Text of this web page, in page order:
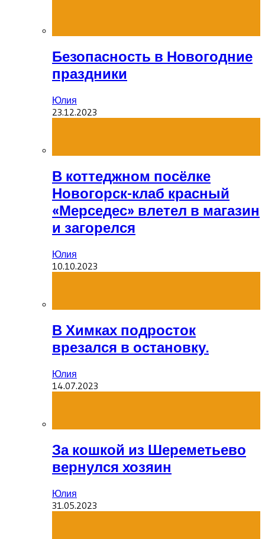
Безопасность в Новогодние
праздники
Юлия
23.12.2023
В коттеджном посёлке
Новогорск-клаб красный
«Мерседес» влетел в магазин
и загорелся
Юлия
10.10.2023
В Химках подросток
врезался в остановку.
Юлия
14.07.2023
За кошкой из Шереметьево
вернулся хозяин
Юлия
31.05.2023